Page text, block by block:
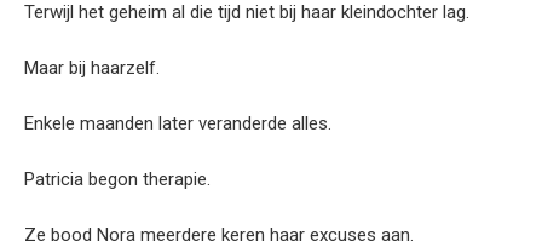
Terwijl het geheim al die tijd niet bij haar kleindochter lag.
Maar bij haarzelf.
Enkele maanden later veranderde alles.
Patricia begon therapie.
Ze bood Nora meerdere keren haar excuses aan.